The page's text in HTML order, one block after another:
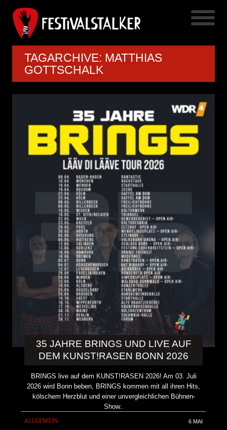
TAGARCHIVE: MATTHIAS
GOTTSCHALK
35 JAHRE BRINGS UND LIVE AUF
DEM KUNST!RASEN BONN 2026
BRINGS live auf dem KUNST!RASEN 2026! Am 03. Juli
2026 wird Bonn beben, BRINGS kommen mit all ihren Hits,
kölschem Herzblut und einer unvergleichlichen Bühnen-
Show..
ALLGEMEIN 6 MAI